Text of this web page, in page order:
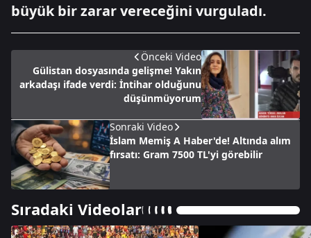
büyük bir zarar vereceğini vurguladı.
Önceki Video
Gülistan dosyasında gelişme! Yakın
arkadaşı ifade verdi: İntihar olduğunu
düşünmüyorum
Sonraki Video
İslam Memiş A Haber'de! Altında alım
fırsatı: Gram 7500 TL'yi görebilir
Sıradaki Videolar